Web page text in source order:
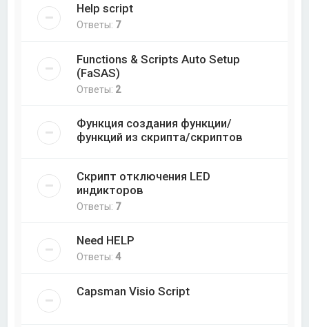
Help script
Ответы: 7
Functions & Scripts Auto Setup
(FaSAS)
Ответы: 2
Функция создания функции/
функций из скрипта/скриптов
Скрипт отключения LED
индикторов
Ответы: 7
Need HELP
Ответы:4
Capsman Visio Script